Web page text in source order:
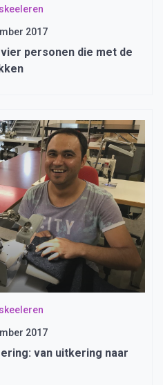
2017
personen die met de
2017
van uitkering naar